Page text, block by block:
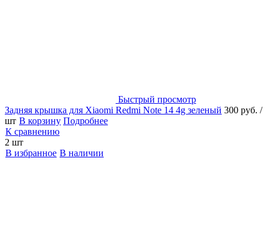
Быстрый просмотр
Задняя крышка для Xiaomi Redmi Note 14 4g зеленый 300 руб. /
шт В корзину Подробнее
К сравнению
2 шт
В избранное В наличии